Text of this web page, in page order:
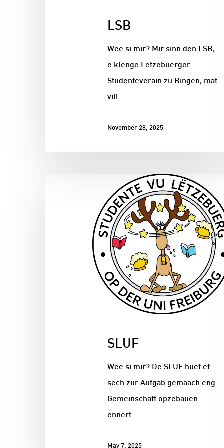
LSB
Wee si mir? Mir sinn den LSB,
e klenge Lëtzebuerger
Studenteveräin zu Bingen, mat
vill…
November 28, 2025
SLUF
Wee si mir? De SLUF huet et
sech zur Aufgab gemaach eng
Gemeinschaft opzebauen
ënnert…
May 7, 2025